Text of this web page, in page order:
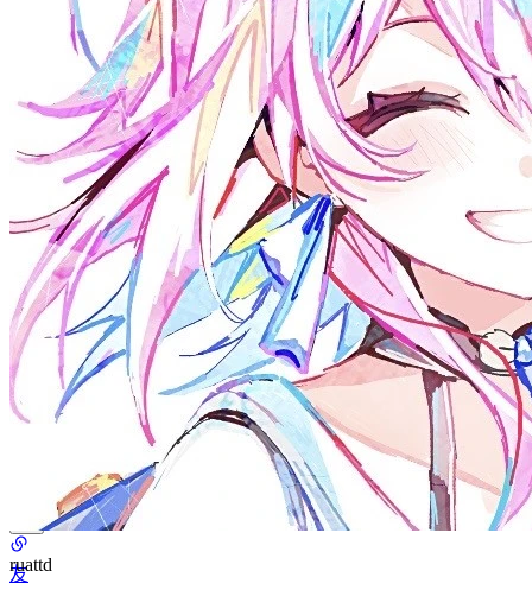
标
首
页
随
笔
分
友
ruattd